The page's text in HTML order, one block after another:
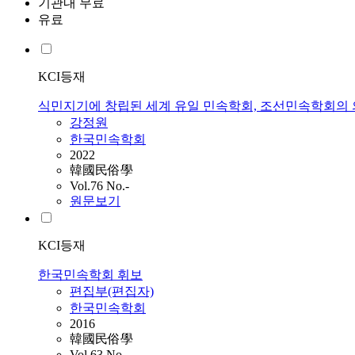
기관내 무료
유료
KCI등재
식민지기에 창립된 세계 유일 민속학회, 조선민속학회의
강정원
한국민속학회
2022
韓國民俗學
Vol.76 No.-
원문보기
KCI등재
한국민속학회 휘보
편집부(편집자)
한국민속학회
2016
韓國民俗學